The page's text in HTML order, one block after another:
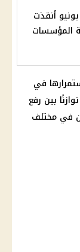
الدكتور إيهاب رمزي: ثورة 30 يونيو أنقذت
المؤسسات
في
بين رفع
في مختلف